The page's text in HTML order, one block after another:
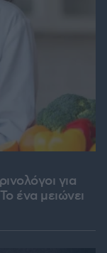
για
ένα μειώνει